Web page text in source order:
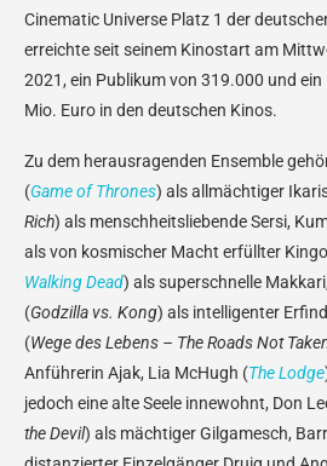
Cinematic Universe Platz 1 der
erreichte seit seinem Kinostart am
2021, ein Publikum von 319.000 und ein
Mio. Euro in den deutschen Kinos.
Zu dem herausragenden Ensemble
(Game of Thrones) als allmächtiger
Rich) als menschheitsliebende Sersi,
als von kosmischer Macht erfüllter
Walking Dead) als superschnelle
(Godzilla vs. Kong) als intelligenter
(Wege des Lebens – The Roads Not
Anführerin Ajak, Lia McHugh (The Lodge
jedoch eine alte Seele innewohnt, Don
the Devil) als mächtiger Gilgamesch,